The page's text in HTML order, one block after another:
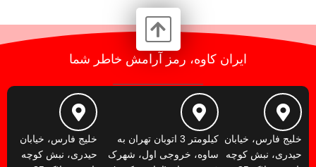
ایران کاوه، رمز آرامش خاطر شما
خلیج فارس، خیابان
حیدری، نبش کوچه
کیلومتر 3 اتوبان تهران به
ساوه، خروجی اول، شهرک
خلیج فارس، خیابان
حیدری، نبش کوچه